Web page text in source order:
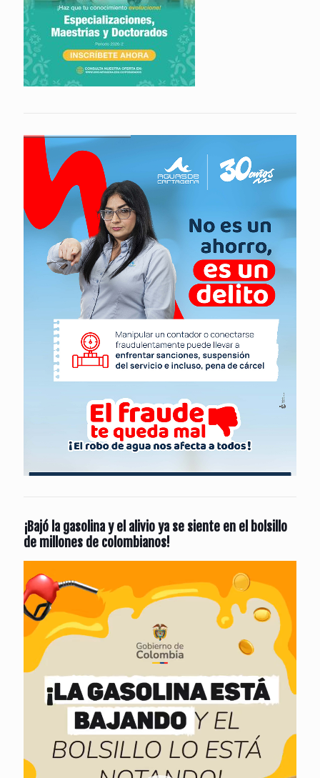
¡Bajó la gasolina y el alivio ya se siente en el bolsillo
de millones de colombianos!
de
vídeo